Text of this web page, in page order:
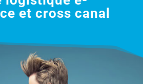
et cross canal